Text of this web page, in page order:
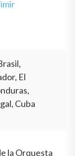
El
Cuba
la Orquesta